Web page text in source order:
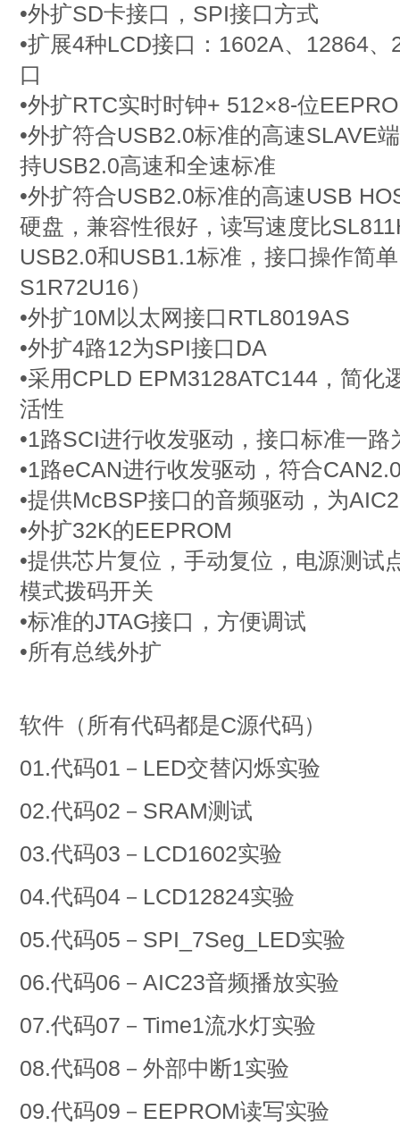
•外扩SD卡接口，SPI接口方式
•扩展4种LCD接口：1602A、12864
口
•外扩RTC实时时钟+ 512×8-位
•外扩符合USB2.0标准的高速SLAVE
持USB2.0高速和全速标准
•外扩符合USB2.0标准的高速USB
硬盘，兼容性很好，读写速度比
USB2.0和USB1.1标准，接口操作简
S1R72U16）
•外扩10M以太网接口RTL8019AS
•外扩4路12为SPI接口DA
•采用CPLD EPM3128ATC144，简化
活性
•1路SCI进行收发驱动，接口标准一路
•1路eCAN进行收发驱动，符合
•提供McBSP接口的音频驱动，为
•外扩32K的EEPROM
•提供芯片复位，手动复位，电源测试
模式拨码开关
•标准的JTAG接口，方便调试
•所有总线外扩
软件（所有代码都是C源代码）
01.代码01－LED交替闪烁实验
02.代码02－SRAM测试
03.代码03－LCD1602实验
04.代码04－LCD12824实验
05.代码05－SPI_7Seg_LED实验
06.代码06－AIC23音频播放实验
07.代码07－Time1流水灯实验
08.代码08－外部中断1实验
09.代码09－EEPROM读写实验